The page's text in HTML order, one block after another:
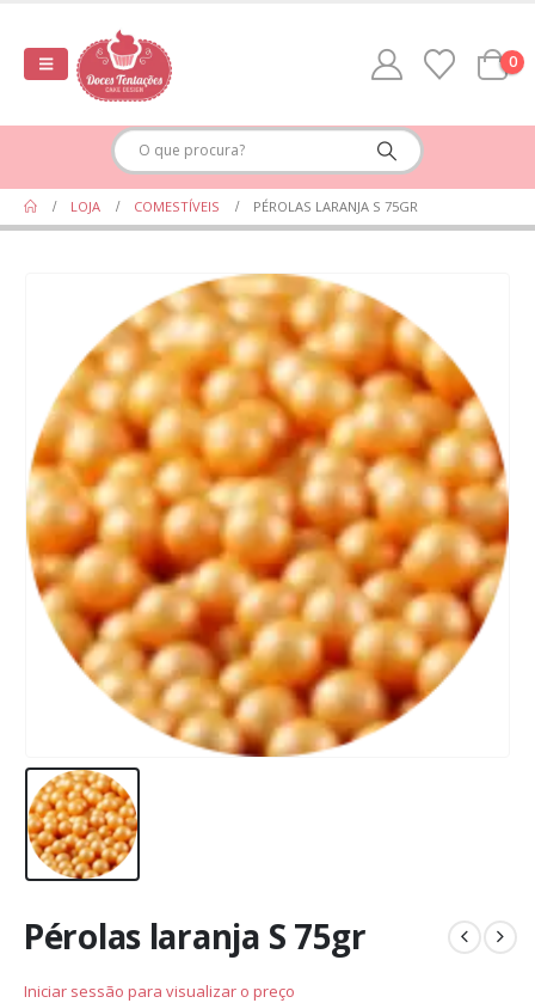
0
LOJA COMESTÍVEIS PÉROLAS LARANJA S 75GR
Pérolas laranja S 75gr
Iniciar sessão para visualizar o preço